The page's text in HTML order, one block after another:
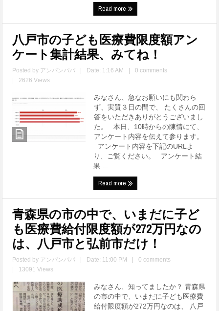
Read more
八戸市の子ども医療費限度額アン
ケート集計結果、みてね！
Posted by アンパンパパ Date: 1:16 AM
0 comments
2626 Views
みなさん、急なお願いにも関わら
ず、実質３日の間で、 たくさんの回
答をいただきありがとうございまし
た。 本日、10時からの陳情にて、
アンケート内容を伝えて参ります。
アンケート内容を下記のURLよ
り、ご覧ください。 アンケート結
果 ...
Read more
青森県の市の中で、いまだに子ど
も医療費給付限度額が272万円なの
は、八戸市と弘前市だけ！
Posted by アンパンパパ Date: 11:00 PM
0 comments
13091 Views
みなさん、知ってましたか？ 青森県
の市の中で、いまだに子ども医療費
給付限度額が272万円なのは、 八戸